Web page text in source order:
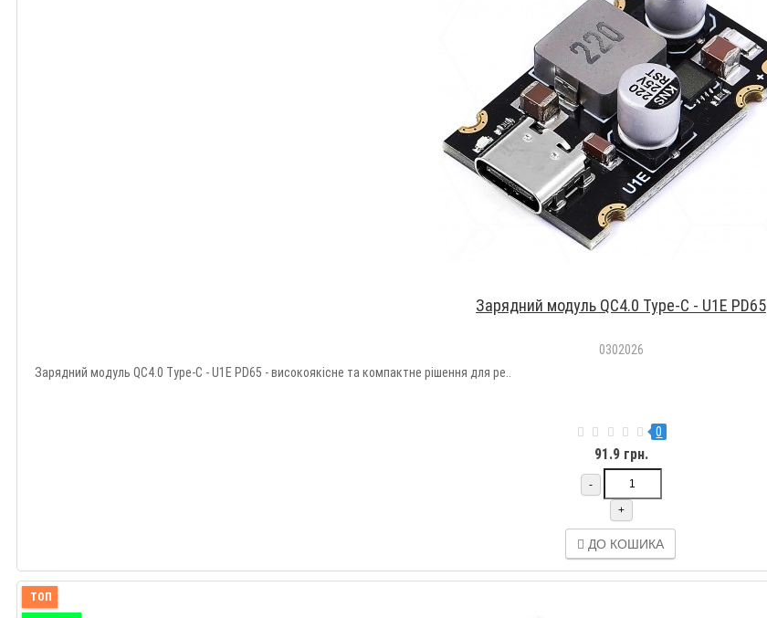
Зарядний модуль QC4.0 Type-C - U1E PD65
0302026
Зарядний модуль QC4.0 Type-C - U1E PD65 - високоякісне та компактне рішення для ре..
0
91.9 грн.
-
+
ДО КОШИКА
ТОП